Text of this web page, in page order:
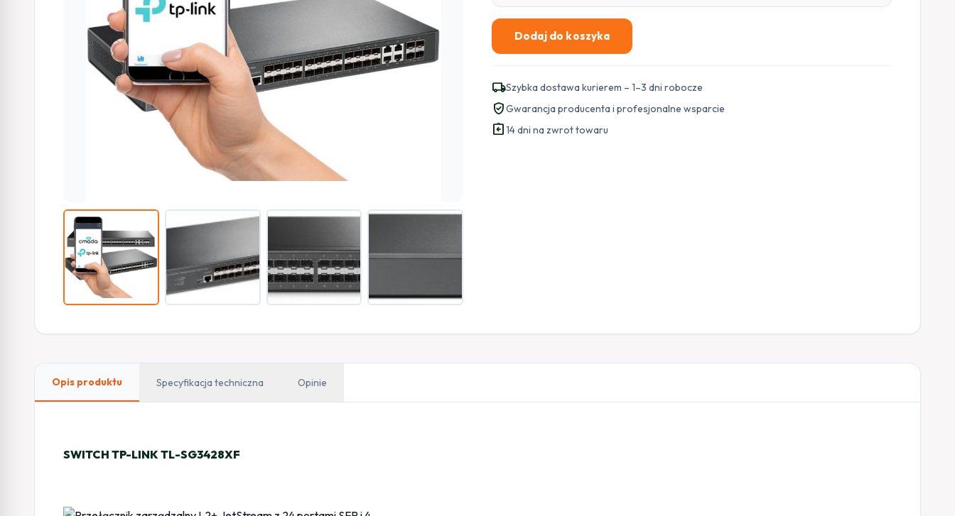
ilość
LINK
TL-
SG3428XF
Dodaj do koszyka
local_shippingSzybka dostawa kurierem – 1–3 dni robocze
verified_userGwarancja producenta i profesjonalne wsparcie
assignment_return14 dni na zwrot towaru
Opis produktu Specyfikacja techniczna Opinie
SWITCH TP-LINK TL-SG3428XF